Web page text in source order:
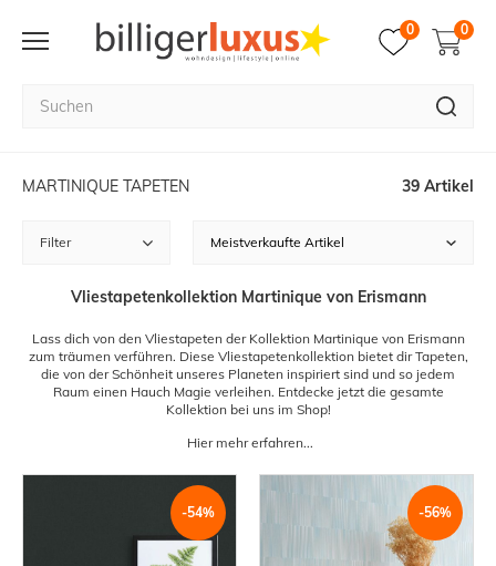
0 0
MARTINIQUE TAPETEN 39 Artikel
Filter
Vliestapetenkollektion Martinique von Erismann
Lass dich von den Vliestapeten der Kollektion Martinique von Erismann
zum träumen verführen. Diese Vliestapetenkollektion bietet dir Tapeten,
die von der Schönheit unseres Planeten inspiriert sind und so jedem
Raum einen Hauch Magie verleihen. Entdecke jetzt die gesamte
Kollektion bei uns im Shop!
Hier mehr erfahren...
-54% -56%